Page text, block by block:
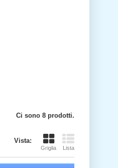
Ci sono 8 prodotti.
Vista:
Griglia Lista